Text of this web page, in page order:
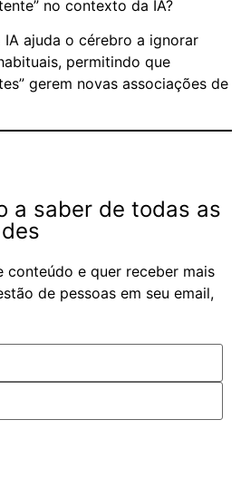
no contexto da IA?
IA ajuda o cérebro a ignorar
permitindo que
gerem novas associações de
a saber de todas as
conteúdo e quer receber mais
de pessoas em seu email,